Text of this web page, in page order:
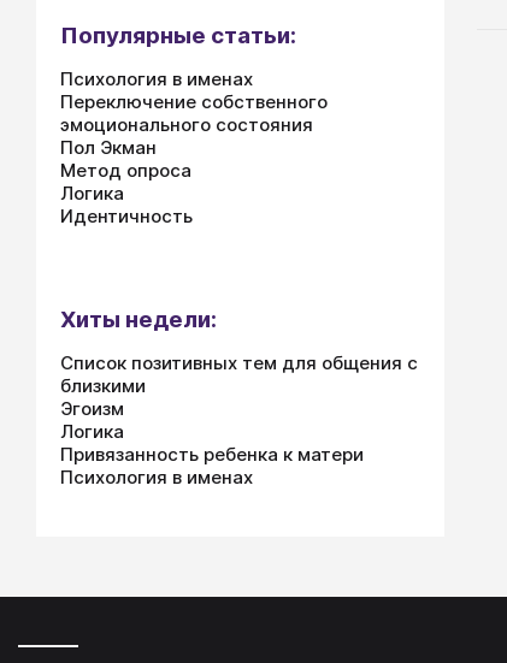
Популярные статьи:
Психология в именах
Переключение собственного
эмоционального состояния
Пол Экман
Метод опроса
Логика
Идентичность
Хиты недели:
Список позитивных тем для общения с
близкими
Эгоизм
Логика
Привязанность ребенка к матери
Психология в именах